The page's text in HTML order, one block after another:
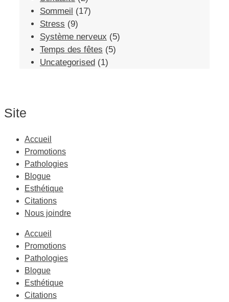
Sommeil (17)
Stress (9)
Système nerveux (5)
Temps des fêtes (5)
Uncategorised (1)
Site
Accueil
Promotions
Pathologies
Blogue
Esthétique
Citations
Nous joindre
Accueil
Promotions
Pathologies
Blogue
Esthétique
Citations